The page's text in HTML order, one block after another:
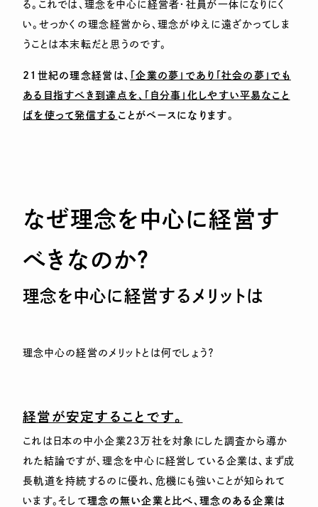
る。これでは、理念を中心に経営者・社員が一体になりにく
い。せっかくの理念経営から、理念がゆえに遠ざかってしま
うことは本末転だと思うのです。
21 世紀の理念経営は、
「企業の夢」であり「社会の夢」でも
ある目指すべき到達点を、「自分事」化しやすい平易なこと
ばを使って発信する ことがベースになりま す。
なぜ理念を中心に経営す
べきなのか？
理念を中心に経営するメリットは
理念中心の経営のメリットとは何でしょう？
経営が安定することです。
これは日本の中小企業２３万社を対象にした調査から導か
れた結論ですが、理念を中心に経営している企業は、まず成
長軌道を持続するのに優れ、危機にも強いことが知られて
います。そして理念の無い企業と比べ、理念のある企業は